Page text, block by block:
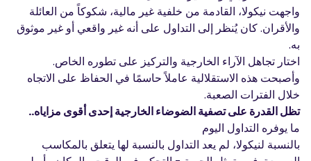
واجهت نيكولا، القادمة من خلفية غير مالية، شكوكاً من العائلة
والأقران. كان يُنظر إلى التداول على أنه غير واقعي أو غير موثوق
به.
اختار تجاهل الآراء الخارجية والتركيز على تطوره الخاص.
وأصبحت هذه الاستقلالية عاملاً حاسمًا في الحفاظ على الاتجاه
خلال الفترات الصعبة.
تظل القدرة على تصفية الضوضاء الخارجية إحدى أقوى مزاياه..
ما يوفره التداول اليوم
بالنسبة لنيكولا، لم يعد التداول بالنسبة لها يتعلق بالمكاسب